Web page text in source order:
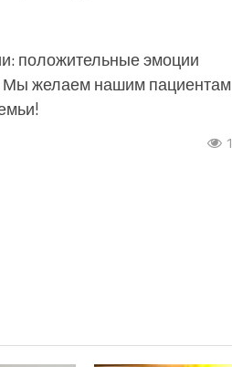
положительные эмоции
Мы желаем нашим пациентам